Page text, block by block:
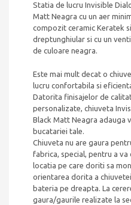
Statia de lucru Invisible
Matt Neagra cu un aer
compozit ceramic Keratek
dreptunghiular si cu un
de culoare neagra.
Este mai mult decat o
lucru confortabila si
Datorita finisajelor de
personalizate, chiuveta
Black Matt Neagra adauga
bucatariei tale.
Chiuveta nu are gaura
fabrica, special, pentru a
locatia pe care doriti sa
orientarea dorita a
bateria pe dreapta. La
gaura/gaurile realizate la